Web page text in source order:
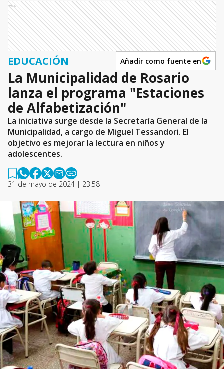
Ads
EDUCACIÓN Añadir como fuente en
La Municipalidad de Rosario
lanza el programa "Estaciones
de Alfabetización"
La iniciativa surge desde la Secretaría General de la
Municipalidad, a cargo de Miguel Tessandori. El
objetivo es mejorar la lectura en niños y
adolescentes.
31 de mayo de 2024 | 23:58